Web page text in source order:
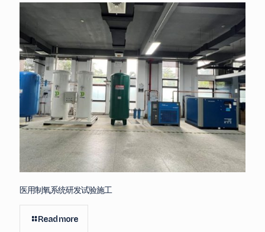
医用制氧系统研发试验施工
Read more